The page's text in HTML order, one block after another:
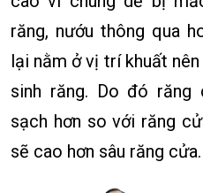
răng, nướu thông qua
lại nằm ở vị trí khuất
sinh răng. Do đó
sạch hơn so với răng
sẽ cao hơn sâu răng cửa.